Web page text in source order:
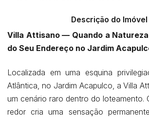
Descrição do Imóvel
Villa Attisano — Quando a
do Seu Endereço no Jardim
Localizada em uma esquina
Atlântica, no Jardim Acapulco, a Villa
um cenário raro dentro do loteamento.
redor cria uma sensação